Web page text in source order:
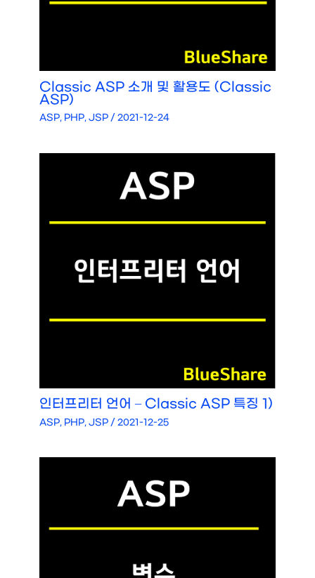
Classic ASP 소개 및 활용도 (Classic
ASP)
ASP, PHP, JSP /2021-12-24
인터프리터 언어 – Classic ASP 특징 1)
ASP, PHP, JSP /2021-12-25